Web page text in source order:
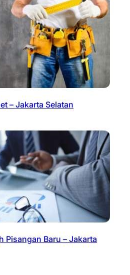
– Jakarta Selatan
Pisangan Baru – Jakarta